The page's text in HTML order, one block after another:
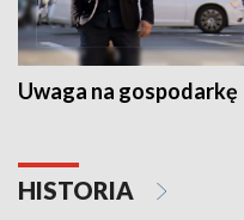
Uwaga na gospodarkę
HISTORIA